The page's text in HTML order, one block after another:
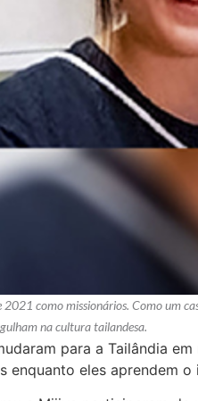
como missionários. Como um
na cultura tailandesa.
para a Tailândia
enquanto eles aprendem